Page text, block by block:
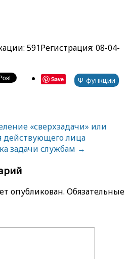
591Регистрация: 08-04-
Save
Ψ-функции
«сверхзадачи» или
лица
задачи службам →
опубликован. Обязательные